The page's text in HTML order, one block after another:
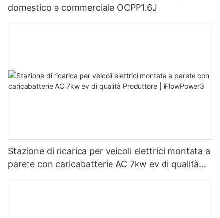
domestico e commerciale OCPP1.6J
Stazione di ricarica per veicoli elettrici montata a
parete con caricabatterie AC 7kw ev di qualità
Produttore | iFlowPower3